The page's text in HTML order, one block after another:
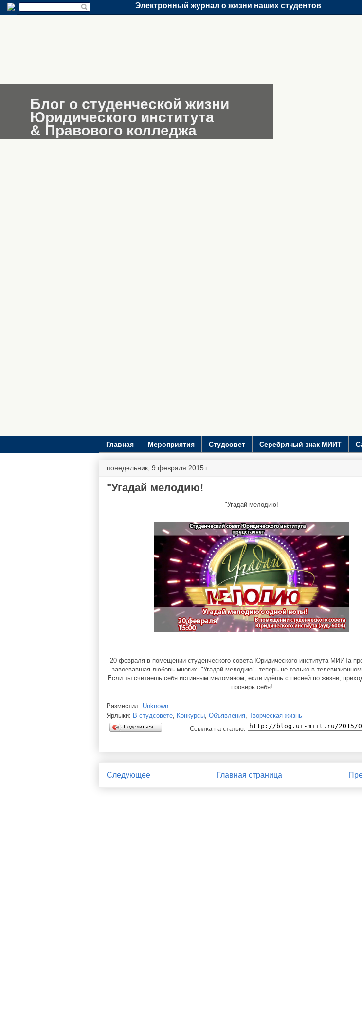
Электронный журнал о жизни наших студентов
Блог о студенческой жизни
Юридического института
& Правового колледжа
Главная Мероприятия Студсовет Серебряный знак МИИТ
понедельник, 9 февраля 2015 г.
"Угадай мелодию!
"Угадай мелодию!
20 февраля в помещении студенческого совета Юридического института МИИТа
завоевавшая любовь многих. "Угадай мелодию"- теперь не только в
Если ты считаешь себя истинным меломаном, если идёшь с песней по жизни,
проверь себя!
Разместил: Unknown
Ярлыки: В студсовете Конкурсы Объявления Творческая жизнь
Ссылка на статью:
Поделиться…
Следующее Главная страница